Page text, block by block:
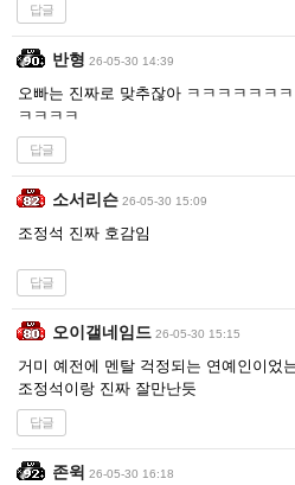
답글
반형 26-05-30 14:39
오빠는 진짜로 맞추잖아 ㅋㅋㅋㅋㅋㅋ
ㅋㅋㅋㅋ
답글
소서리슨 26-05-30 15:09
조정석 진짜 호감임
답글
오이갤네임드 26-05-30 15:15
거미 예전에 멘탈 걱정되는 연예인이었
조정석이랑 진짜 잘만난듯
답글
존윅 26-05-30 16:18